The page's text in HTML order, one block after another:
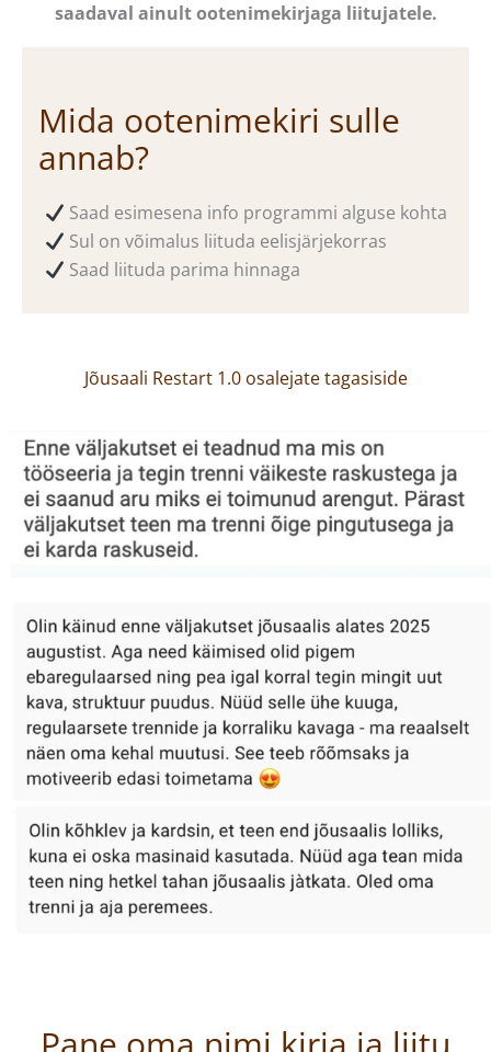
saadaval ainult ootenimekirjaga liitujatele.
Mida ootenimekiri sulle
annab?
Saad esimesena info programmi alguse kohta
Sul on võimalus liituda eelisjärjekorras
Saad liituda parima hinnaga
Jõusaali Restart 1.0 osalejate tagasiside